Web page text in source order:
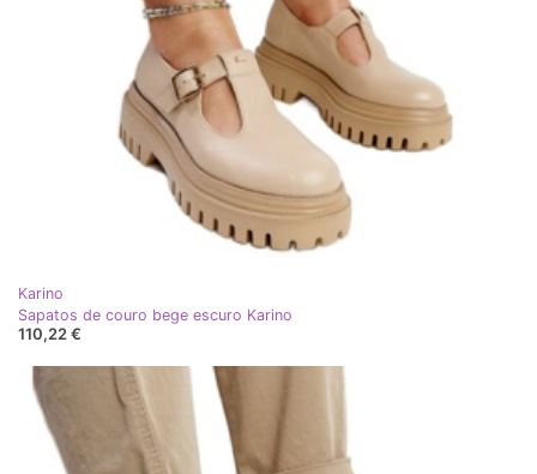
Karino
Sapatos de couro bege escuro Karino
110,22 €